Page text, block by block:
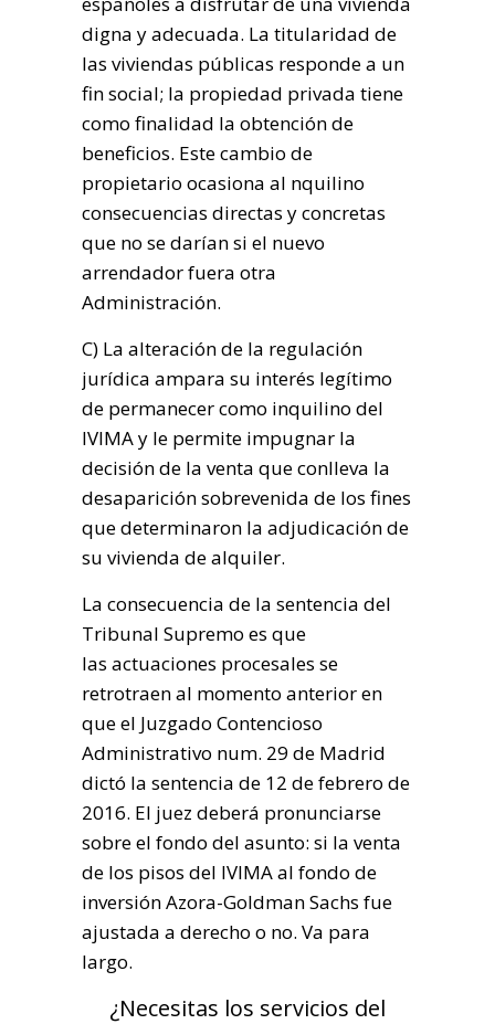
digna y adecuada. La titularidad de
las viviendas públicas responde a un
fin social; la propiedad privada tiene
como finalidad la obtención de
beneficios. Este cambio de
propietario ocasiona al nquilino
consecuencias directas y concretas
que no se darían si el nuevo
arrendador fuera otra
Administración.
C) La alteración de la regulación
jurídica ampara su interés legítimo
de permanecer como inquilino del
IVIMA y le permite impugnar la
decisión de la venta que conlleva la
desaparición sobrevenida de los fines
que determinaron la adjudicación de
su vivienda de alquiler.
La consecuencia de la sentencia del
Tribunal Supremo es que
las actuaciones procesales se
retrotraen al momento anterior en
que el Juzgado Contencioso
Administrativo num. 29 de Madrid
dictó la sentencia de 12 de febrero de
2016. El juez deberá pronunciarse
sobre el fondo del asunto: si la venta
de los pisos del IVIMA al fondo de
inversión Azora-Goldman Sachs fue
ajustada a derecho o no. Va para
largo.
¿Necesitas los servicios del